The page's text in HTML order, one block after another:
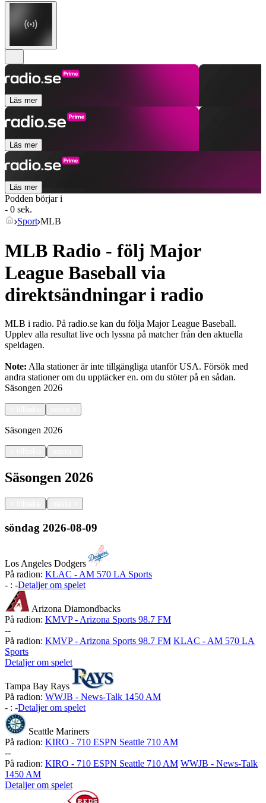
Läs mer
Läs mer
Läs mer
Podden börjar i
- 0 sek.
Sport MLB
MLB Radio - följ Major
League Baseball via
direktsändningar i radio
MLB i radio. På radio.se kan du följa Major League Baseball.
Upplev alla resultat live och lyssna på matcher från den aktuella
speldagen.
Note: Alla stationer är inte tillgängliga utanför USA. Försök med
andra stationer om du upptäcker en. om du stöter på en sådan.
Säsongen 2026
Säsongen 2026
|
Säsongen 2026
|
söndag 2026-08-09
Los Angeles Dodgers
På radion: KLAC - AM 570 LA Sports
- : -Detaljer om spelet
Arizona Diamondbacks
På radion: KMVP - Arizona Sports 98.7 FM
--
På radion: KMVP - Arizona Sports 98.7 FM KLAC - AM 570 LA
Sports
Detaljer om spelet
Tampa Bay Rays
På radion: WWJB - News-Talk 1450 AM
- : -Detaljer om spelet
Seattle Mariners
På radion: KIRO - 710 ESPN Seattle 710 AM
--
På radion: KIRO - 710 ESPN Seattle 710 AM WWJB - News-Talk
1450 AM
Detaljer om spelet